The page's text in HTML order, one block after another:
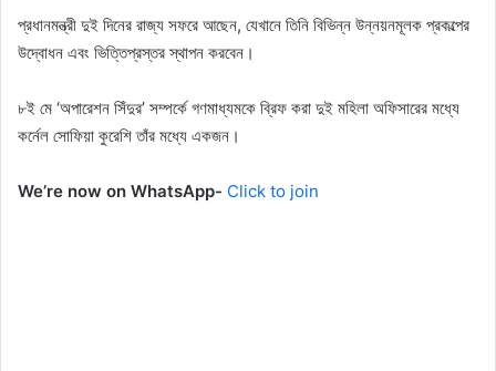
প্রধানমন্ত্রী দুই দিনের রাজ্য সফরে আছেন, যেখানে তিনি বিভিন্ন উন্নয়নমূলক প্রকল্পের
উদ্বোধন এবং ভিত্তিপ্রস্তর স্থাপন করবেন।
৮ই মে ‘অপারেশন সিঁদুর’ সম্পর্কে গণমাধ্যমকে ব্রিফ করা দুই মহিলা অফিসারের মধ্যে
কর্নেল সোফিয়া কুরেশি তাঁর মধ্যে একজন।
We’re now on WhatsApp- Click to join